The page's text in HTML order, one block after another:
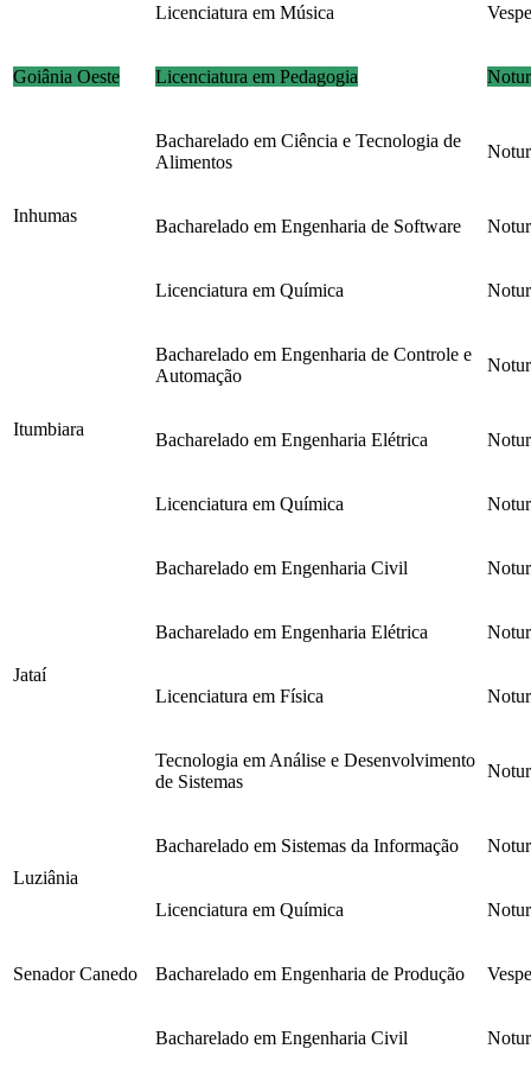
Licenciatura em Música
Goiânia Oeste Licenciatura em Pedagogia
Inhumas
Bacharelado em Ciência e Tecnologia de
Alimentos
Bacharelado em Engenharia de Software
Licenciatura em Química
Itumbiara
Bacharelado em Engenharia de Controle e
Automação
Bacharelado em Engenharia Elétrica
Licenciatura em Química
Jataí
Bacharelado em Engenharia Civil
Bacharelado em Engenharia Elétrica
Licenciatura em Física
Tecnologia em Análise e Desenvolvimento
de Sistemas
Luziânia
Bacharelado em Sistemas da Informação
Licenciatura em Química
Senador Canedo Bacharelado em Engenharia de Produção
Bacharelado em Engenharia Civil